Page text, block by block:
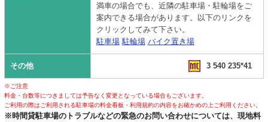
満車の場合でも、近隣の駐車場・駐輪場をご
案内できる場合があります。以下のリンクを
クリックしてみて下さい。
駐車場 駐輪場 バイク置き場
その他 3 540 235*41
※ご注意
料金・台数等につきましては予告なく変更となっている場合もございます。
ご利用の際はご利用される駐車場の料金看板・利用規約の内容をお確かめの上ご利用ください。
※時間貸駐車場のトラブルなどの緊急のお問い合わせについては、現地料